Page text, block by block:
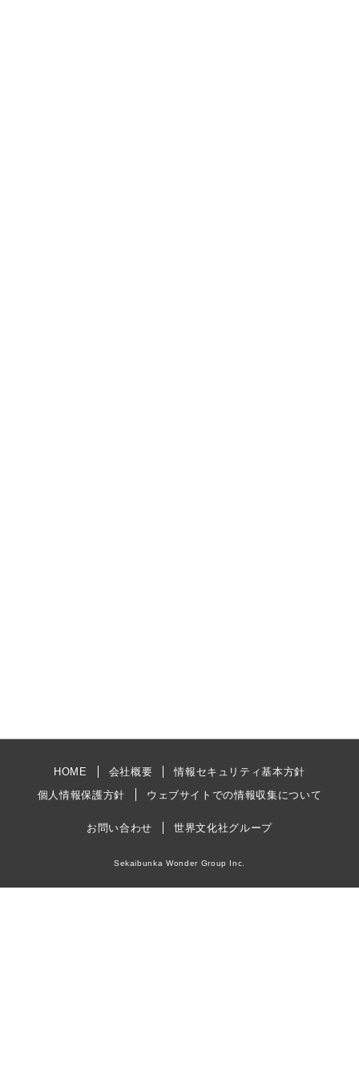
HOME 会社概要
情報セキュリティ基本方針
個人情報保護方針
ウェブサイトでの情報収集について
お問い合わせ 世界文化社グループ
Sekaibunka Wonder Group Inc.